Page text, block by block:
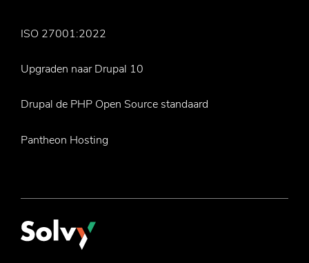
ISO 27001:2022
Upgraden naar Drupal 10
Drupal de PHP Open Source standaard
Pantheon Hosting